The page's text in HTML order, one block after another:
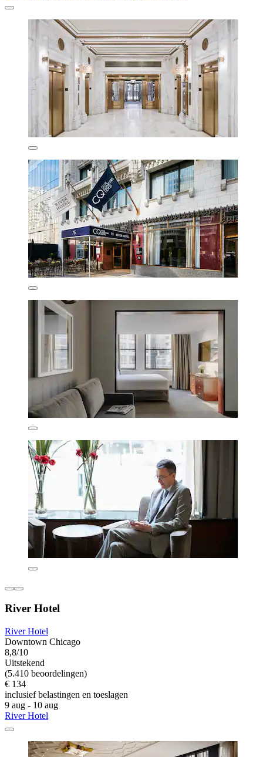
River Hotel
River Hotel
Downtown Chicago
8,8/10
Uitstekend
(5.410 beoordelingen)
€ 134
inclusief belastingen en toeslagen
9 aug - 10 aug
River Hotel